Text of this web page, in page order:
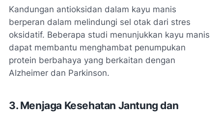
Kandungan antioksidan dalam kayu manis
berperan dalam melindungi sel otak dari stres
oksidatif. Beberapa studi menunjukkan kayu manis
dapat membantu menghambat penumpukan
protein berbahaya yang berkaitan dengan
Alzheimer dan Parkinson.
3. Menjaga Kesehatan Jantung dan